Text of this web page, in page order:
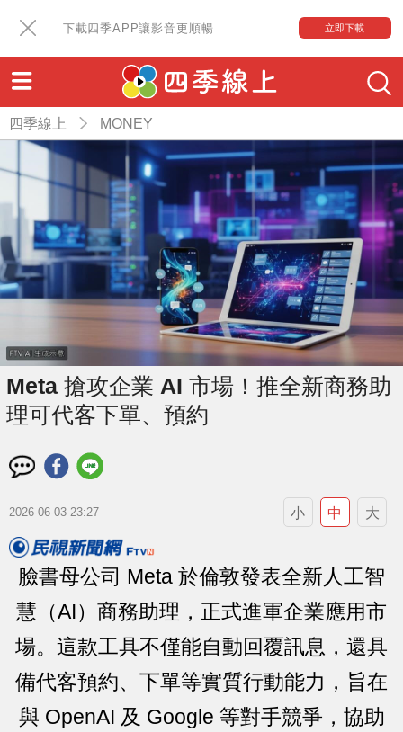
下載四季APP讓影音更順暢 立即下載
四季線上 MONEY
Meta 搶攻企業 AI 市場！推全新商務助
理可代客下單、預約
2026-06-03 23:27 小 中 大
臉書母公司 Meta 於倫敦發表全新人工智
慧（AI）商務助理，正式進軍企業應用市
場。這款工具不僅能自動回覆訊息，還具
備代客預約、下單等實質行動能力，旨在
與 OpenAI 及 Google 等對手競爭，協助